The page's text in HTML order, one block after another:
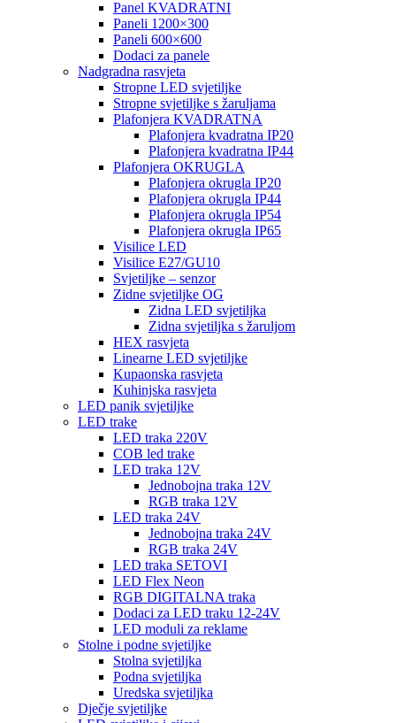
Panel KVADRATNI
Paneli 1200×300
Paneli 600×600
Dodaci za panele
Nadgradna rasvjeta
Stropne LED svjetiljke
Stropne svjetiljke s žaruljama
Plafonjera KVADRATNA
Plafonjera kvadratna IP20
Plafonjera kvadratna IP44
Plafonjera OKRUGLA
Plafonjera okrugla IP20
Plafonjera okrugla IP44
Plafonjera okrugla IP54
Plafonjera okrugla IP65
Visilice LED
Visilice E27/GU10
Svjetiljke – senzor
Zidne svjetiljke OG
Zidna LED svjetiljka
Zidna svjetiljka s žaruljom
HEX rasvjeta
Linearne LED svjetiljke
Kupaonska rasvjeta
Kuhinjska rasvjeta
LED panik svjetiljke
LED trake
LED traka 220V
COB led trake
LED traka 12V
Jednobojna traka 12V
RGB traka 12V
LED traka 24V
Jednobojna traka 24V
RGB traka 24V
LED traka SETOVI
LED Flex Neon
RGB DIGITALNA traka
Dodaci za LED traku 12-24V
LED moduli za reklame
Stolne i podne svjetiljke
Stolna svjetiljka
Podna svjetiljka
Uredska svjetiljka
Dječje svjetiljke